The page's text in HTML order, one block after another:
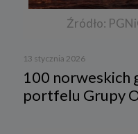
Źródło:
13 stycznia 2026
100 norweskich
portfelu Grupy